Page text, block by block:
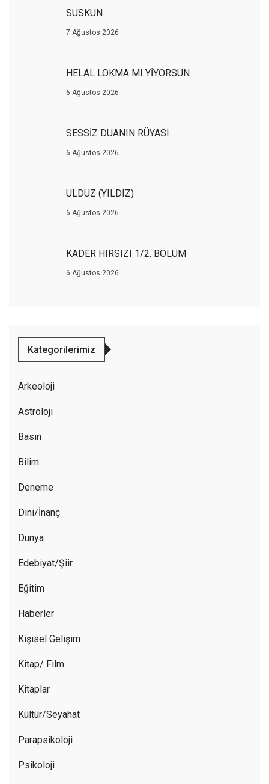
SUSKUN
7 Ağustos 2026
HELAL LOKMA MI YİYORSUN
6 Ağustos 2026
SESSİZ DUANIN RÜYASI
6 Ağustos 2026
ULDUZ (YILDIZ)
6 Ağustos 2026
KADER HIRSIZI 1/2. BÖLÜM
6 Ağustos 2026
Kategorilerimiz
Arkeoloji
Astroloji
Basın
Bilim
Deneme
Dini/İnanç
Dünya
Edebiyat/Şiir
Eğitim
Haberler
Kişisel Gelişim
Kitap/ Film
Kitaplar
Kültür/Seyahat
Parapsikoloji
Psikoloji